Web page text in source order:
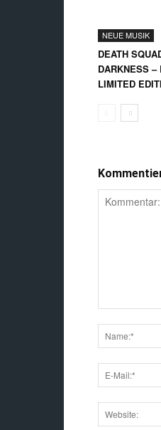
NEUE MUSIK
DEATH
DARKNESS –
LIMITED